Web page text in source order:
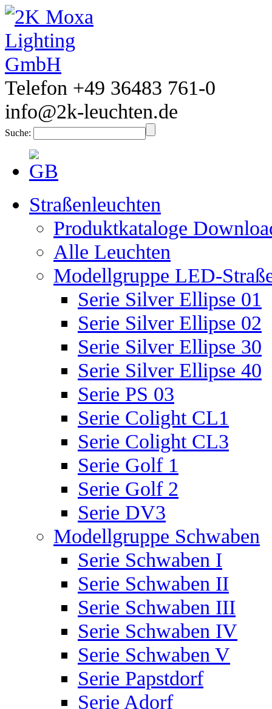
Telefon +49 36483 761-0
info@2k-leuchten.de
Suche:
Straßenleuchten
Produktkataloge
Alle Leuchten
Modellgruppe LED-
Serie Silver Ellipse 01
Serie Silver Ellipse 02
Serie Silver Ellipse 30
Serie Silver Ellipse 40
Serie PS 03
Serie Colight CL1
Serie Colight CL3
Serie Golf 1
Serie Golf 2
Serie DV3
Modellgruppe Schwaben
Serie Schwaben I
Serie Schwaben II
Serie Schwaben III
Serie Schwaben IV
Serie Schwaben V
Serie Papstdorf
Serie Adorf